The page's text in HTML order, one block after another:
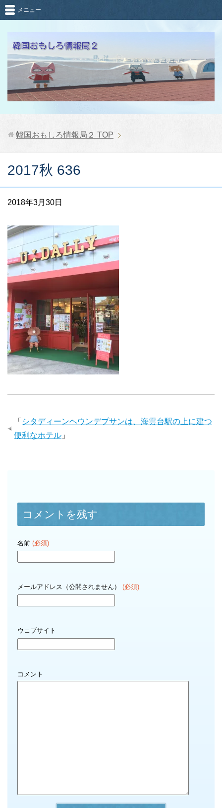
メニュー
韓国おもしろ情報局２ TOP
2017秋 636
2018年3月30日
「 シタディーンヘウンデプサンは、海雲台駅の上に建つ
便利なホテル 」
コメントを残す
名前 (必須)
メールアドレス（公開されません） (必須)
ウェブサイト
コメント